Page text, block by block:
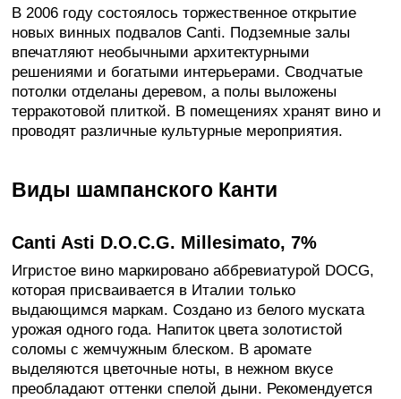
В 2006 году состоялось торжественное открытие
новых винных подвалов Canti. Подземные залы
впечатляют необычными архитектурными
решениями и богатыми интерьерами. Сводчатые
потолки отделаны деревом, а полы выложены
терракотовой плиткой. В помещениях хранят вино и
проводят различные культурные мероприятия.
Виды шампанского Канти
Canti Asti D.O.C.G. Millesimato, 7%
Игристое вино маркировано аббревиатурой DOCG,
которая присваивается в Италии только
выдающимся маркам. Создано из белого муската
урожая одного года. Напиток цвета золотистой
соломы с жемчужным блеском. В аромате
выделяются цветочные ноты, в нежном вкусе
преобладают оттенки спелой дыни. Рекомендуется